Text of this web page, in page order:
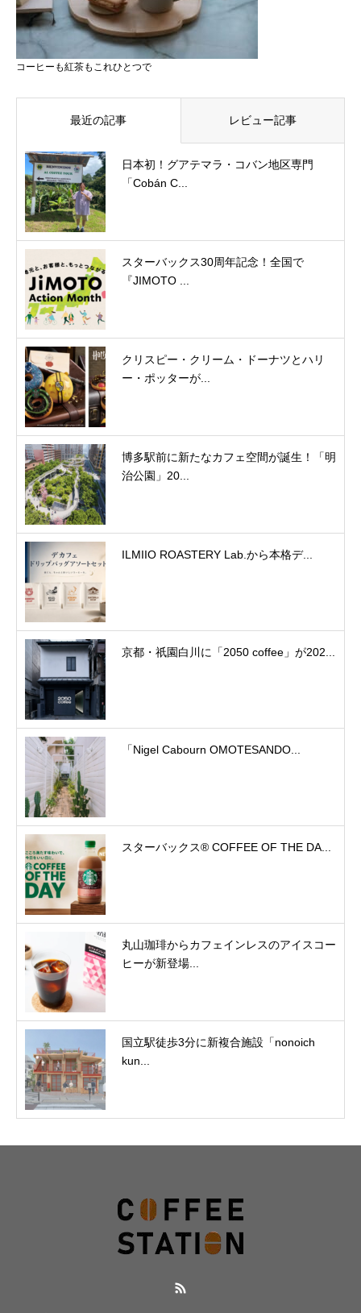
コーヒーも紅茶もこれひとつで
最近の記事 レビュー記事
日本初！グアテマラ・コバン地区専門
「Cobán C...
スターバックス30周年記念！全国で
『JIMOTO ...
クリスピー・クリーム・ドーナツとハリ
ー・ポッターが...
博多駅前に新たなカフェ空間が誕生！「明
治公園」20...
ILMIIO ROASTERY Lab.から本格デ...
京都・祇園白川に「2050 coffee」が202...
「Nigel Cabourn OMOTESANDO...
スターバックス® COFFEE OF THE DA...
丸山珈琲からカフェインレスのアイスコー
ヒーが新登場...
国立駅徒歩3分に新複合施設「nonoich
kun...